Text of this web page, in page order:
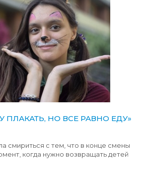
ПЛАКАТЬ, НО ВСЕ РАВНО ЕДУ»
смириться с тем, что в конце смены
когда нужно возвращать детей